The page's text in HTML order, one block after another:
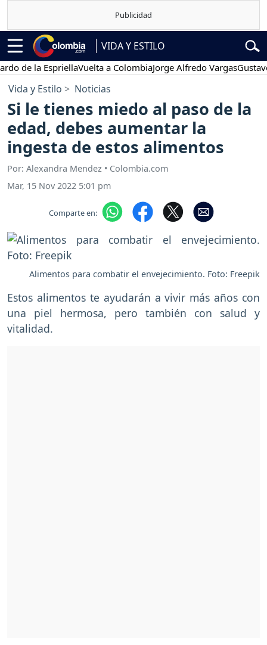
VIDA Y ESTILO
la EspriellaVuelta a ColombiaJorge Alfredo Vargas Gustavo Petro
Vida y Estilo Noticias
Si le tienes miedo al paso de la
edad, debes aumentar la
ingesta de estos alimentos
Por: Alexandra Mendez • Colombia.com
Mar, 15 Nov 2022 5:01 pm
Comparte en:
Alimentos para combatir el envejecimiento. Foto: Freepik
Estos alimentos te ayudarán a vivir más años con
una piel hermosa, pero también con salud y
vitalidad.